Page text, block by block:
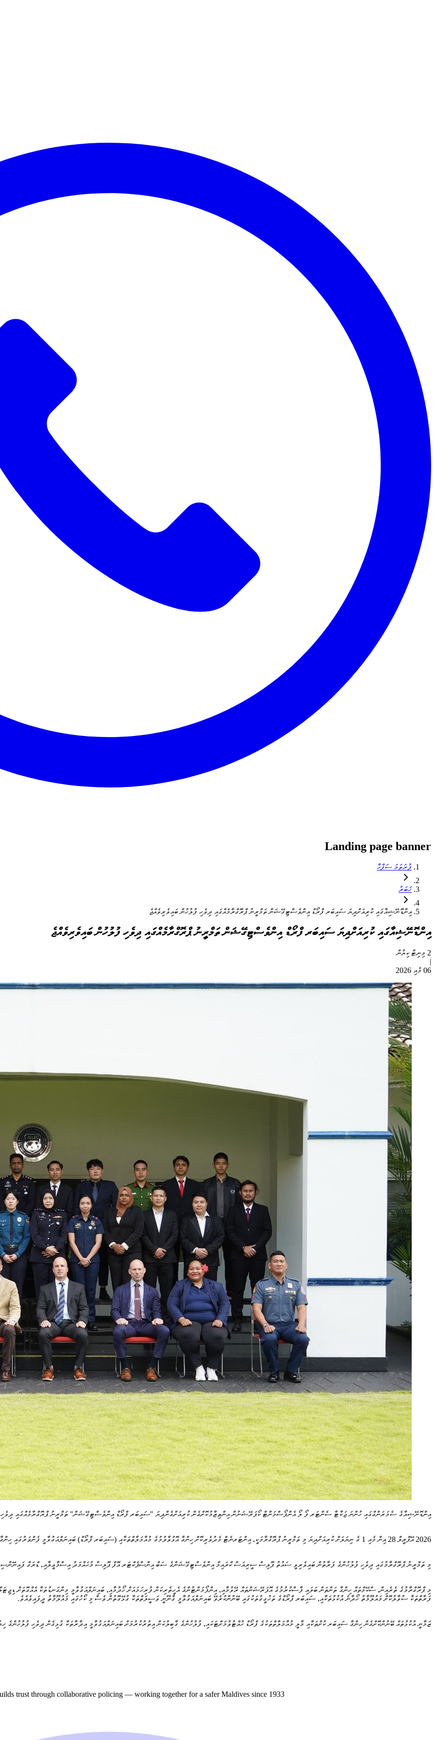
Landing page banner
ފުރަތަމަ ސަފްޙާ
ޚަބަރު
އިންޑޮނޭޝިއާގައި ކުރިއަށްދިޔަ ސައިބަރ ފްރޯޑް އިންވެސްޓިގޭޝަން ތަމްރީނު ޕްރޮގްރާމެއްގައި ދިވެހި ފުލުހުން ބައިވެރިވެއްޖެ
އިންޑޮނޭޝިއާގައި ކުރިއަށްދިޔަ ސައިބަރ ފްރޯޑް އިންވެސްޓިގޭޝަން ތަމްރީނު ޕްރޮގްރާމެއްގައި ދިވެހި ފުލުހުން ބައިވެރިވެއްޖެ
2 މިނިޓް ކިޔުން
|
06 މެއި 2026
އިންޑޮނޭޝިއާގެ ސެމަރަންގްގައި ހުންނަ ޖަކާޓާ ސެންޓަރ ފޯ ލޯ އެންފޯސްމަންޓް ކޯޕަރޭޝަނުން އިންތިޒާމުކޮށްގެން ކުރިއަށްގެންދިޔަ "ސައިބަރ ފްރޯޑް އިންވެސްޓިގޭޝަން" ތަމްރީނު ޕްރޮގްރާމެއްގައި
2026 އޭޕްރީލް 28 އިން މެއި 1 ގެ ނިޔަލަށް ކުރިއަށްދިޔަ މި ތަމްރީނު ޕްރޮގްރާމަކީ، އިންޓަރނެޓް މެދުވެރިކޮށް ހިންގާ އޮޅުވާލުމުގެ މުއާމަލާތްތަކާއި (ސައިބަރ ފްރޯޑް) ބައިނަލްއަގުވާމީ ފެންވަރުގައި ހިންގާ ސްކޭމްތައް ތަހުގީގުކުރުމުގެ ގާބިލުކަން އިތުރުކުރުމަށް އަމާޒުކޮށްގެން ބޭއްވި ޕްރޮގްރާމެކެވެ.
މި ތަމްރީނު ޕްރޮގްރާމުގައި ދިވެހި ފުލުހުންގެ ފަރާތުން ބައިވެރިވީ ސައުތު ޕޮލިސް ސީރިއަސް ކްރައިމް އިންވެސްޓިގޭޝަންގެ ސަބް އިންސްޕެކްޓަރ އޮފް ޕޮލިސް މުޙައްމަދު އިސްމާޢީލާއި، ޑްރަގް
މި ޕްރޮގްރާމުގެ ތެރެއިން، ސްކޭމްތައް ހިންގާ ތަންތަން ބަލައި ފާސްކުރުމުގެ އޮޕަރޭޝަންތައް ރޭވުމާއި، އިންފޯމަންޓުންގެ އެހީތެރިކަން ފުރިހަމައަށް ހޯދުމާއި، ބައިނަލްއަގުވާމީ މިންގަނޑުތަކާ އެއްގޮތަށް
ފަރާތްތަކާ ސުވާލުކޮށް މައުލޫމާތު ހޯދާނެ އުކުޅުތަކާއި، ސައިބަރ ފްރޯޑްގެ ތަހުގީގުތަކުގައި ބޭނުންކުރެވޭ ބައިނަލްއަގުވާމީ ގާނޫނީ ވަސީލަތްތަކާ ގުޅޭގޮތުން ވެސް މި ކޯހުގައި މައުލޫމާތު ދީފައިވެއެވެ.
ޒަމާނީ އުކުޅުތައް ބޭނުންކޮށްގެން ހިންގާ ސައިބަރ ކުށްތަކާއި މާލީ މުއާމަލާތްތަކުގެ ފްރޯޑް ހުއްޓުވުމަށްޓަކައި، ފުލުހުންގެ ގާބިލުކަން އިތުރުކުރުމަށް ބައިނަލްއަގުވާމީ އިދާރާތަކާ ގުޅިގެން ދިވެހި ފުލުހުންގެ
trust through collaborative policing — working together for a safer Maldives since 1933